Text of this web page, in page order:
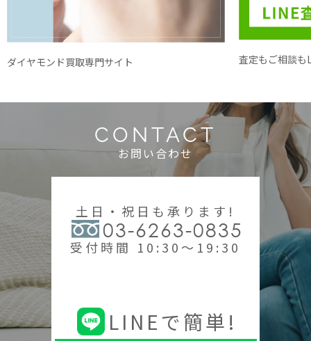
ダイヤモンド買取専門サイト 査定もご相談も
CONTACT
お問い合わせ
土日・祝日も承ります!
03-6263-0835
受付時間 10:30～19:30
LINEで簡単!